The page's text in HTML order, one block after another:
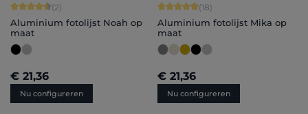
Gemiddelde waardering van 4.5 van 5 sterren
(2)
Aluminium fotolijst Noah op
maat
€ 21,36
Nu configureren
Gemiddelde waardering van 4.89
(18)
Aluminium fotolijst Mika op
maat
€ 21,36
Nu configureren